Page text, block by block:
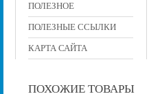
ПОЛЕЗНОЕ
ПОЛЕЗНЫЕ ССЫЛКИ
КАРТА САЙТА
ПОХОЖИЕ ТОВАРЫ